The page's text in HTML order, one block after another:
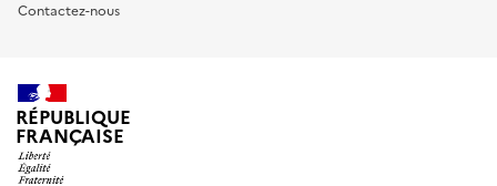
Contactez-nous
RÉPUBLIQUE
FRANÇAISE